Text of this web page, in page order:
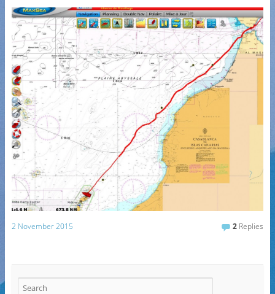
2 November 2015 2 Replies